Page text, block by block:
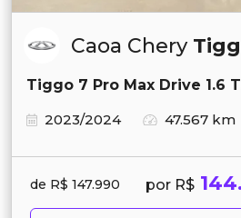
Caoa Chery
Tiggo 7 Pro Max Drive 1.6
2023/2024
47.567 km
de R$ 147.990 por R$